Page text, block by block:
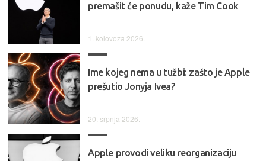
premašit će ponudu, kaže Tim Cook
1. kolovoza 2026.
Ime kojeg nema u tužbi: zašto je Apple
prešutio Jonyja Ivea?
20. srpnja 2026.
Apple provodi veliku reorganizaciju